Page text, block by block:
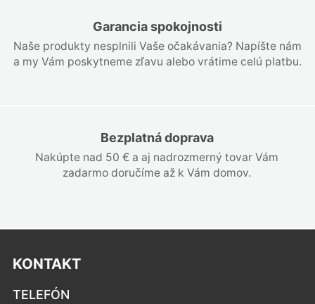
Garancia spokojnosti
Naše produkty nesplnili Vaše očakávania? Napíšte nám
a my Vám poskytneme zľavu alebo vrátime celú platbu.
Bezplatná doprava
Nakúpte nad 50 € a aj nadrozmerný tovar Vám
zadarmo doručíme až k Vám domov.
KONTAKT
TELEFÓN